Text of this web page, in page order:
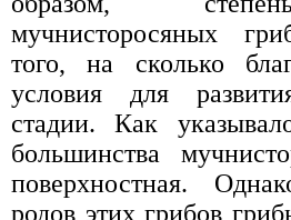
мучнисторосяных
того, на сколько
условия для
стадии. Как
большинства
поверхностная.
родов этих грибов